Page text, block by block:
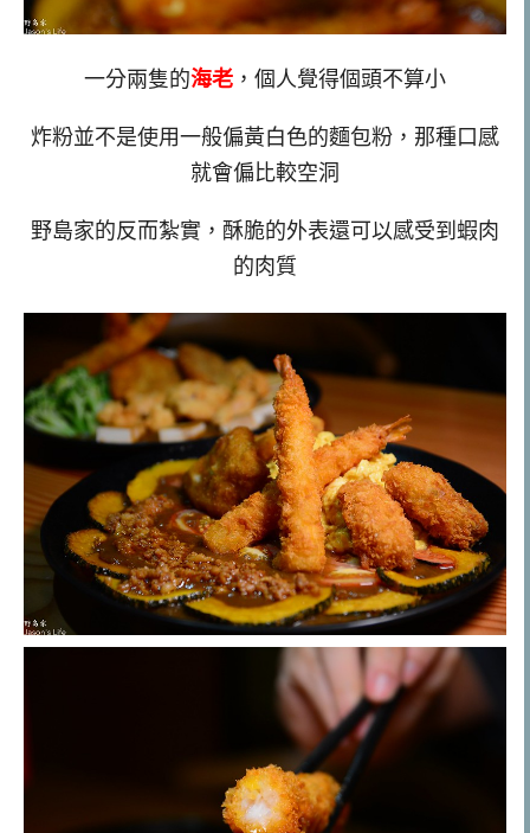
一分兩隻的海老 ，個人覺得個頭不算小
炸粉並不是使用一般偏黃白色的麵包粉，那種口感
就會偏比較空洞
野島家的反而紮實，酥脆的外表還可以感受到蝦肉
的肉質